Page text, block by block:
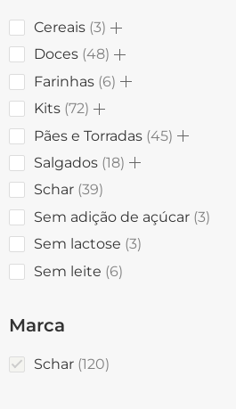
Cereais 3
Doces 48
Farinhas 6
Kits 72
Pães e Torradas 45
Salgados 18
Schar 39
Sem adição de açúcar 3
Sem lactose 3
Sem leite 6
Marca
Schar 120